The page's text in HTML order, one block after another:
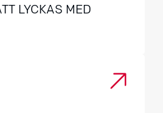
LYCKAS MED